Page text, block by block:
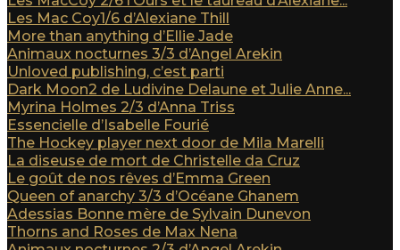
Les Mac Coy1/6 d’Alexiane Thill
More than anything d’Ellie Jade
Animaux nocturnes 3/3 d’Angel Arekin
Unloved publishing, c’est parti
Dark Moon2 de Ludivine Delaune et Julie Anne...
Myrina Holmes 2/3 d’Anna Triss
Essencielle d’Isabelle Fourié
The Hockey player next door de Mila Marelli
La diseuse de mort de Christelle da Cruz
Le goût de nos rêves d’Emma Green
Queen of anarchy 3/3 d’Océane Ghanem
Adessias Bonne mère de Sylvain Dunevon
Thorns and Roses de Max Nena